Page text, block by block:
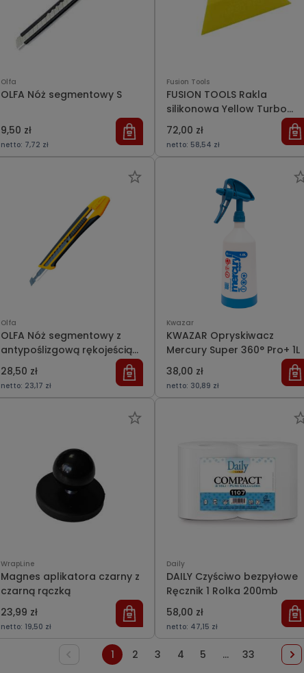
Olfa
OLFA Nóż segmentowy S
9,50 zł
netto: 7,72 zł
Fusion Tools
FUSION TOOLS Rakla
silikonowa Yellow Turbo
mini
72,00 zł
netto: 58,54 zł
Olfa
OLFA Nóż segmentowy z
antypoślizgową rękojeścią
XA1
28,50 zł
netto: 23,17 zł
Kwazar
KWAZAR Opryskiwacz
Mercury Super 360° Pro+ 1L
38,00 zł
netto: 30,89 zł
WrapLine
Magnes aplikatora czarny z
czarną rączką
23,99 zł
netto: 19,50 zł
Daily
DAILY Czyściwo bezpyłowe
Ręcznik 1 Rolka 200mb
58,00 zł
netto: 47,15 zł
1 2 3 4 5 ... 33